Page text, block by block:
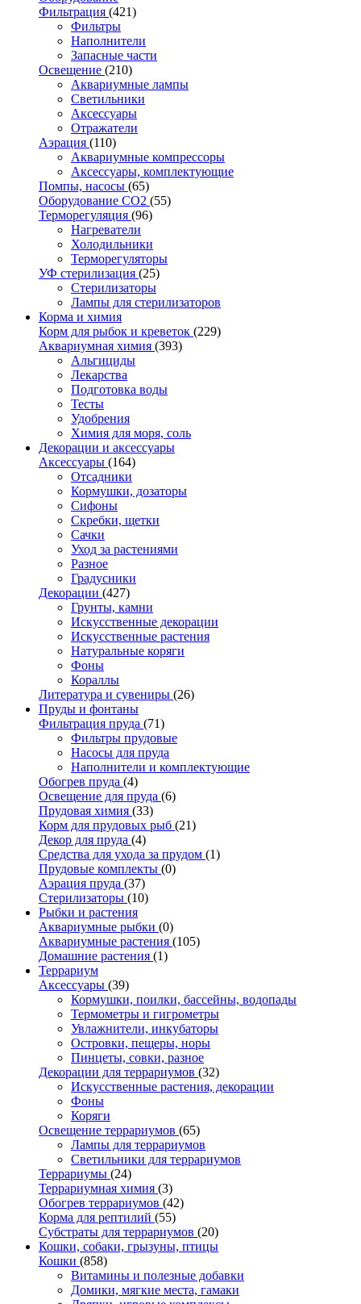
Фильтрация (421)
Фильтры
Наполнители
Запасные части
Освещение (210)
Аквариумные лампы
Светильники
Аксессуары
Отражатели
Аэрация (110)
Аквариумные компрессоры
Аксессуары, комплектующие
Помпы, насосы (65)
Оборудование CO2 (55)
Терморегуляция (96)
Нагреватели
Холодильники
Терморегуляторы
УФ стерилизация (25)
Стерилизаторы
Лампы для стерилизаторов
Корма и химия
Корм для рыбок и креветок (229)
Аквариумная химия (393)
Альгициды
Лекарства
Подготовка воды
Тесты
Удобрения
Химия для моря, соль
Декорации и аксессуары
Аксессуары (164)
Отсадники
Кормушки, дозаторы
Сифоны
Скребки, щетки
Сачки
Уход за растениями
Разное
Градусники
Декорации (427)
Грунты, камни
Искусственные декорации
Искусственные растения
Натуральные коряги
Фоны
Кораллы
Литература и сувениры (26)
Пруды и фонтаны
Фильтрация пруда (71)
Фильтры прудовые
Насосы для пруда
Наполнители и комплектующие
Обогрев пруда (4)
Освещение для пруда (6)
Прудовая химия (33)
Корм для прудовых рыб (21)
Декор для пруда (4)
Средства для ухода за прудом (1)
Прудовые комплекты (0)
Аэрация пруда (37)
Стерилизаторы (10)
Рыбки и растения
Аквариумные рыбки (0)
Аквариумные растения (105)
Домашние растения (1)
Террариум
Аксессуары (39)
Кормушки, поилки, бассейны, водопады
Термометры и гигрометры
Увлажнители, инкубаторы
Островки, пещеры, норы
Пинцеты, совки, разное
Декорации для террариумов (32)
Искусственные растения, декорации
Фоны
Коряги
Освещение террариумов (65)
Лампы для террариумов
Светильники для террариумов
Террариумы (24)
Террариумная химия (3)
Обогрев террариумов (42)
Корма для рептилий (55)
Субстраты для террариумов (20)
Кошки, собаки, грызуны, птицы
Кошки (858)
Витамины и полезные добавки
Домики, мягкие места, гамаки